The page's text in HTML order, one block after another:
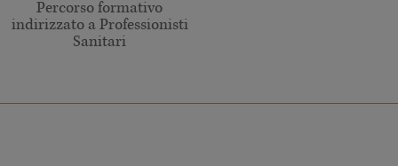
Percorso formativo
indirizzato a Professionisti
Sanitari